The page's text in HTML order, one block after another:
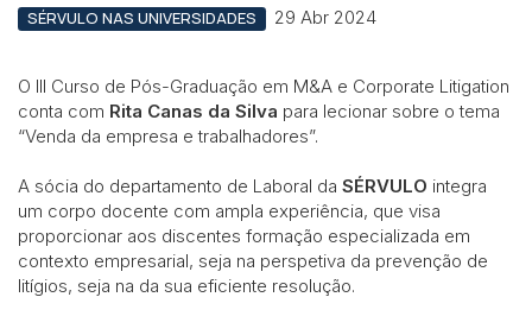
SÉRVULO NAS UNIVERSIDADES 29 Abr 2024
O III Curso de Pós-Graduação em M&A e Corporate Litigation
conta com Rita Canas da Silva para lecionar sobre o tema
“Venda da empresa e trabalhadores”.
A sócia do departamento de Laboral da SÉRVULO integra
um corpo docente com ampla experiência, que visa
proporcionar aos discentes formação especializada em
contexto empresarial, seja na perspetiva da prevenção de
litígios, seja na da sua eficiente resolução.